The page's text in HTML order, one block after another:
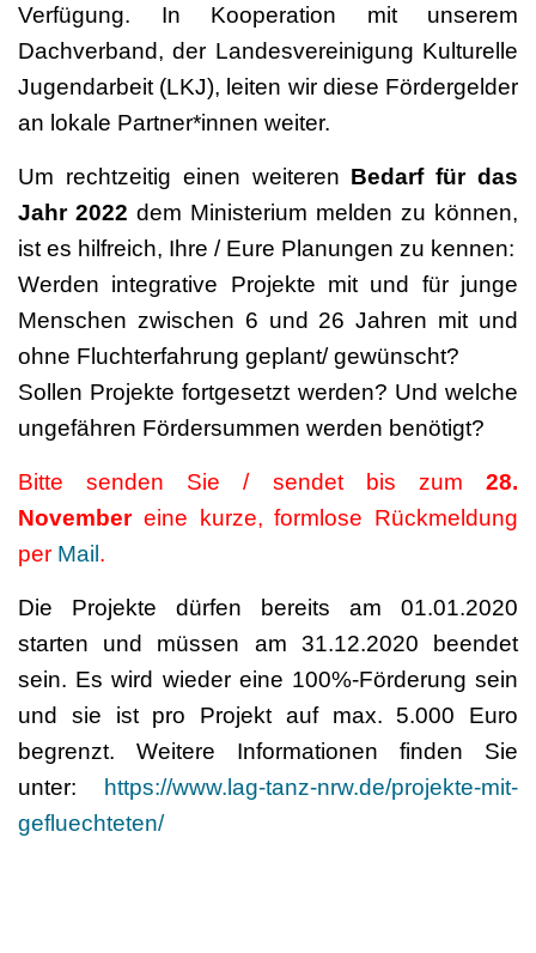
Verfügung. In Kooperation mit unserem
Dachverband, der Landesvereinigung Kulturelle
Jugendarbeit (LKJ), leiten wir diese Fördergelder
an lokale Partner*innen weiter.
Um rechtzeitig einen weiteren Bedarf für das
Jahr 2022 dem Ministerium melden zu können,
ist es hilfreich, Ihre / Eure Planungen zu kennen:
Werden integrative Projekte mit und für junge
Menschen zwischen 6 und 26 Jahren mit und
ohne Fluchterfahrung geplant/ gewünscht?
Sollen Projekte fortgesetzt werden? Und welche
ungefähren Fördersummen werden benötigt?
Bitte senden Sie / sendet bis zum 28.
November eine kurze, formlose Rückmeldung
per Mail.
Die Projekte dürfen bereits am 01.01.2020
starten und müssen am 31.12.2020 beendet
sein. Es wird wieder eine 100%-Förderung sein
und sie ist pro Projekt auf max. 5.000 Euro
begrenzt. Weitere Informationen finden Sie
unter: https://www.lag-tanz-nrw.de/projekte-mit-
gefluechteten/